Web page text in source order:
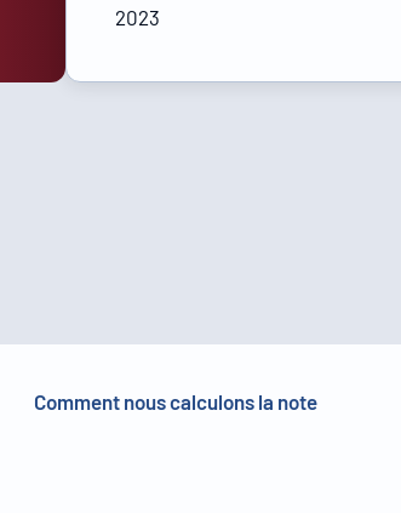
2023
Comment nous calculons la note